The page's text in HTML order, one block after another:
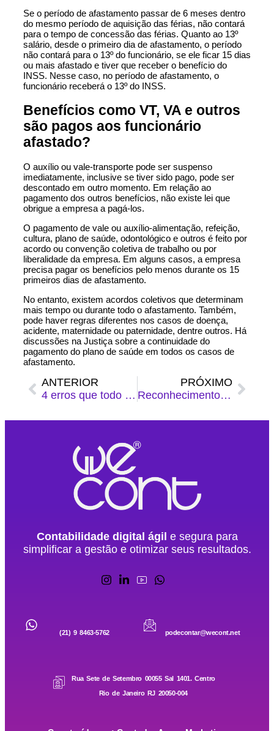
Se o período de afastamento passar de 6 meses dentro
do mesmo período de aquisição das férias, não contará
para o tempo de concessão das férias. Quanto ao 13º
salário, desde o primeiro dia de afastamento, o período
não contará para o 13º do funcionário, se ele ficar 15 dias
ou mais afastado e tiver que receber o benefício do
INSS. Nesse caso, no período de afastamento, o
funcionário receberá o 13º do INSS.
Benefícios como VT, VA e outros
são pagos aos funcionário
afastado?
O auxílio ou vale-transporte pode ser suspenso
imediatamente, inclusive se tiver sido pago, pode ser
descontado em outro momento. Em relação ao
pagamento dos outros benefícios, não existe lei que
obrigue a empresa a pagá-los.
O pagamento de vale ou auxílio-alimentação, refeição,
cultura, plano de saúde, odontológico e outros é feito por
acordo ou convenção coletiva de trabalho ou por
liberalidade da empresa. Em alguns casos, a empresa
precisa pagar os benefícios pelo menos durante os 15
primeiros dias de afastamento.
No entanto, existem acordos coletivos que determinam
mais tempo ou durante todo o afastamento. Também,
pode haver regras diferentes nos casos de doença,
acidente, maternidade ou paternidade, dentre outros. Há
discussões na Justiça sobre a continuidade do
pagamento do plano de saúde em todos os casos de
afastamento.
ANTERIOR
4 erros que todo empreendedor NÃO deve cometer na gestão financeira
PRÓXIMO
Reconhecimento de Receita: entenda IFRS 15 e CPC 47
Contabilidade digital ágil e segura para
simplificar a gestão e otimizar seus resultados.
(21) 9 8463-5762 podecontar@wecont.net
Rua Sete de Setembro 00055 Sal 1401. Centro
Rio de Janeiro RJ 20050-004